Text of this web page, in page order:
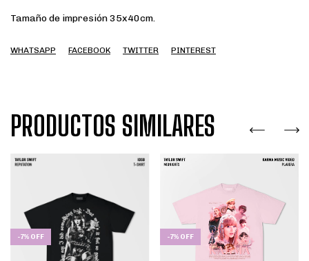
Tamaño de impresión 35x40cm.
WHATSAPP FACEBOOK TWITTER PINTEREST
PRODUCTOS SIMILARES
-7% OFF -7% OFF